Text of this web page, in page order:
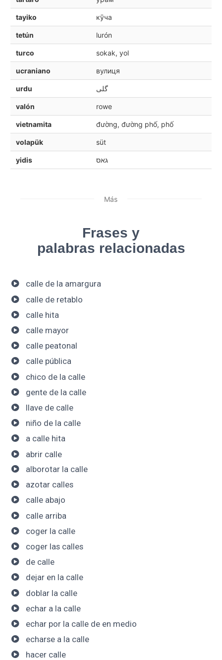
tayiko кӯча
tetún lurón
turco sokak, yol
ucraniano вулиця
urdu گلی
valón rowe
vietnamita đường, đường phố, phố
volapük süt
yidis גאס
Más
Frases y
palabras relacionadas
calle de la amargura
calle de retablo
calle hita
calle mayor
calle peatonal
calle pública
chico de la calle
gente de la calle
llave de calle
niño de la calle
a calle hita
abrir calle
alborotar la calle
azotar calles
calle abajo
calle arriba
coger la calle
coger las calles
de calle
dejar en la calle
doblar la calle
echar a la calle
echar por la calle de en medio
echarse a la calle
hacer calle